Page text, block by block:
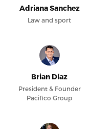
Adriana Sanchez
Law and sport
Brian Díaz
President & Founder
Pacifico Group